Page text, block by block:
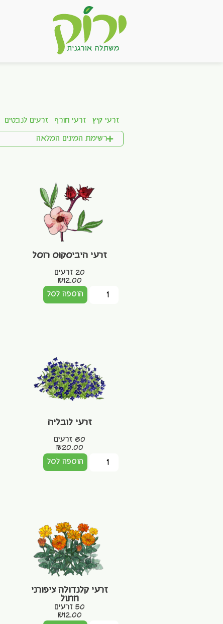
זרעי קיץ זרעי חורף זרעים לנבטים
רשימת המינים המלאה
זרעי היביסקוס רוסל
20 זרעים
₪12.00
הוספה לסל
זרעי לובליה
60 זרעים
₪20.00
הוספה לסל
זרעי קלנדולה ציפורני
חתול
50 זרעים
₪12.00